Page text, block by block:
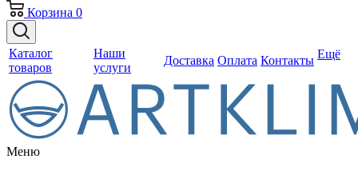
Корзина 0
Каталог
товаров
Наши
услуги
Доставка Оплата Контакты Ещё
Меню